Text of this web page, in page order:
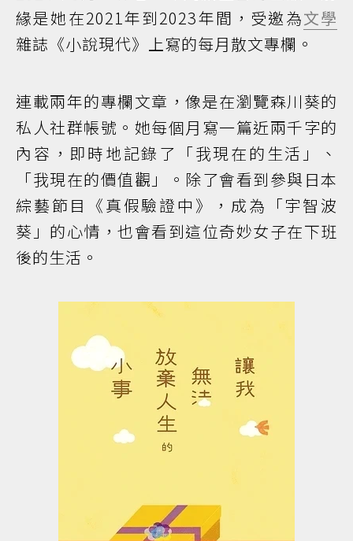
緣是她在2021年到2023年間，受邀為文學
雜誌《小說現代》上寫的每月散文專欄。
連載兩年的專欄文章，像是在瀏覽森川葵的
私人社群帳號。她每個月寫一篇近兩千字的
內容，即時地記錄了「我現在的生活」、
「我現在的價值觀」。除了會看到參與日本
綜藝節目《真假驗證中》，成為「宇智波
葵」的心情，也會看到這位奇妙女子在下班
後的生活。